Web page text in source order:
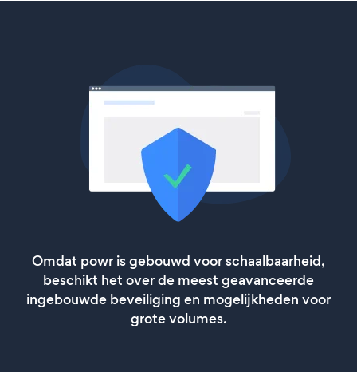
Omdat powr is gebouwd voor schaalbaarheid,
beschikt het over de meest geavanceerde
ingebouwde beveiliging en mogelijkheden voor
grote volumes.